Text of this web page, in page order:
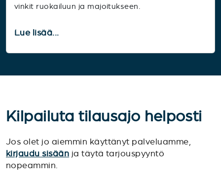
vinkit ruokailuun ja majoitukseen.
Lue lisää...
Kilpailuta tilausajo helposti
Jos olet jo aiemmin käyttänyt palveluamme,
kirjaudu sisään ja täytä tarjouspyyntö
nopeammin.